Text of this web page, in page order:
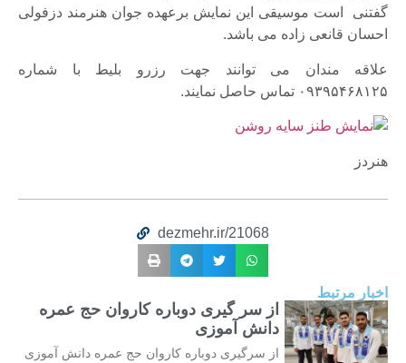
گفتنی است موسیقی این نمایش برعهده جوان هنرمند دزفولی
احسان قانعی زاده می باشد.
علاقه مندان می توانند جهت رزرو بلیط با شماره
۰۹۳۹۵۴۶۸۱۲۵ تماس حاصل نمایند.
هنردز
dezmehr.ir/21068
اخبار مرتبط
از سر گیری دوباره کاروان حج عمره
دانش آموزی
از سرگیری دوباره کاروان حج عمره دانش آموزی